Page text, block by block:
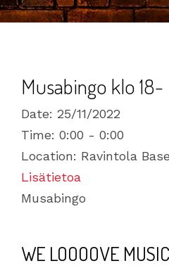
Musabingo klo 18-
Date: 25/11/2022
Time: 0:00 - 0:00
Location: Ravintola
Lisätietoa
Musabingo
WE LOOOOVE